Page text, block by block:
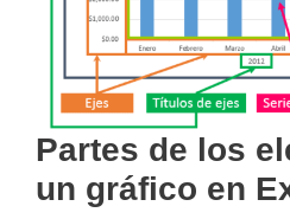
Partes de los
un gráfico en